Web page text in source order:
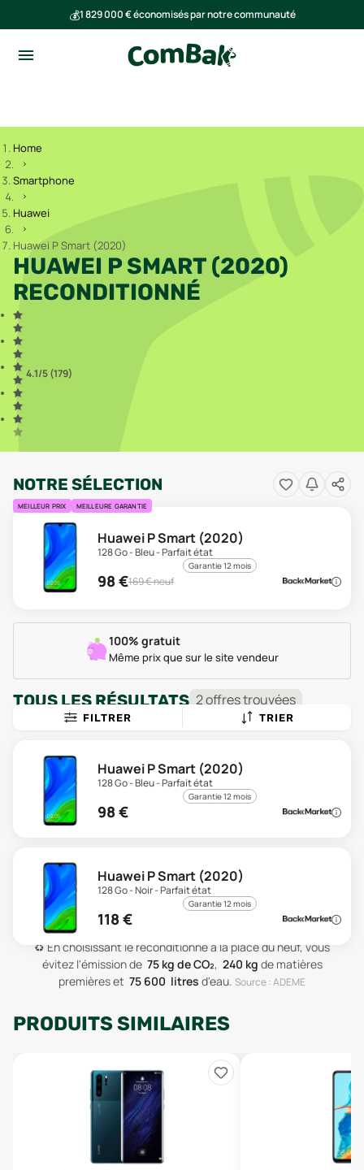
💰1 829 000 € économisés par notre communauté
Home
Smartphone
Huawei
Huawei P Smart (2020)
HUAWEI P SMART (2020)
RECONDITIONNÉ
4.1/5 (179)
NOTRE SÉLECTION
MEILLEUR PRIX MEILLEURE GARANTIE
Huawei P Smart (2020)
128 Go - Bleu - Parfait état
Garantie 12 mois
98 €169€ neuf
100% gratuit
Même prix que sur le site vendeur
TOUS LES RÉSULTATS 2offrestrouvées
FILTRER TRIER
Huawei P Smart (2020)
128 Go - Bleu - Parfait état
Garantie 12 mois
98 €
Huawei P Smart (2020)
128 Go - Noir - Parfait état
Garantie 12 mois
118 €
♻️ En choisissant le reconditionné à la place du neuf, vous
évitez l'émission de 75 kg de CO₂, 240 kg de matières
premièreset 75 600 litres d'eau. Source : ADEME
PRODUITS SIMILAIRES